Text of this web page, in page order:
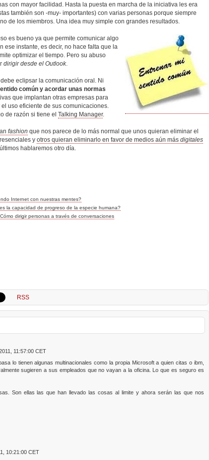
con mayor facilidad. Hasta la puesta en marcha de la iniciativa les era
también son -muy- importantes) con varias personas porque siempre
de los miembros. Una idea muy simple con grandes resultados.
es bueno ya que permite comunicar algo
instante, es decir, no hace falta que la
optimizar el tiempo. Pero su abuso
dirigir desde el Outlook.
eclipsar la comunicación oral. Ni
común y acordar unas normas
que implantan otras empresas para
uso eficiente de sus comunicaciones.
de razón si tiene el Talking Manager.
fashion que nos parece de lo más normal que unos quieran eliminar el
y otros quieran eliminarlo en favor de medios aún más digitales
hablaremos otro día.
Internet con nuestras mentes?
la capacidad de progreso de la especie humana?
dirigir personas a través de conversaciones
RSS
11:57:00 CET
lo tienen algunas multinacionales como la propia Microsoft a quien citas o ibm,
sugieren a sus empleados que no vayan a la oficina. Lo que es seguro es
Son ellas las que han llevado las cosas al limite y ahora serán las que nos
10:21:00 CET